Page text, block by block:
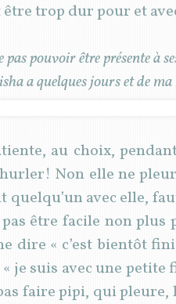
être trop dur pour et
pouvoir être présente à
a quelques jours et de ma
au choix,
Non elle ne
quelqu’un avec elle,
être facile non
dire « c’est bientôt
je suis avec une
faire pipi, qui